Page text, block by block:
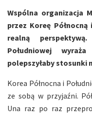
Wspólna organizacja
przez Koreę
realną
Południowej
polepszyłaby stosunki
Korea Północna i
ze sobą w przyjaźni.
Una raz po raz